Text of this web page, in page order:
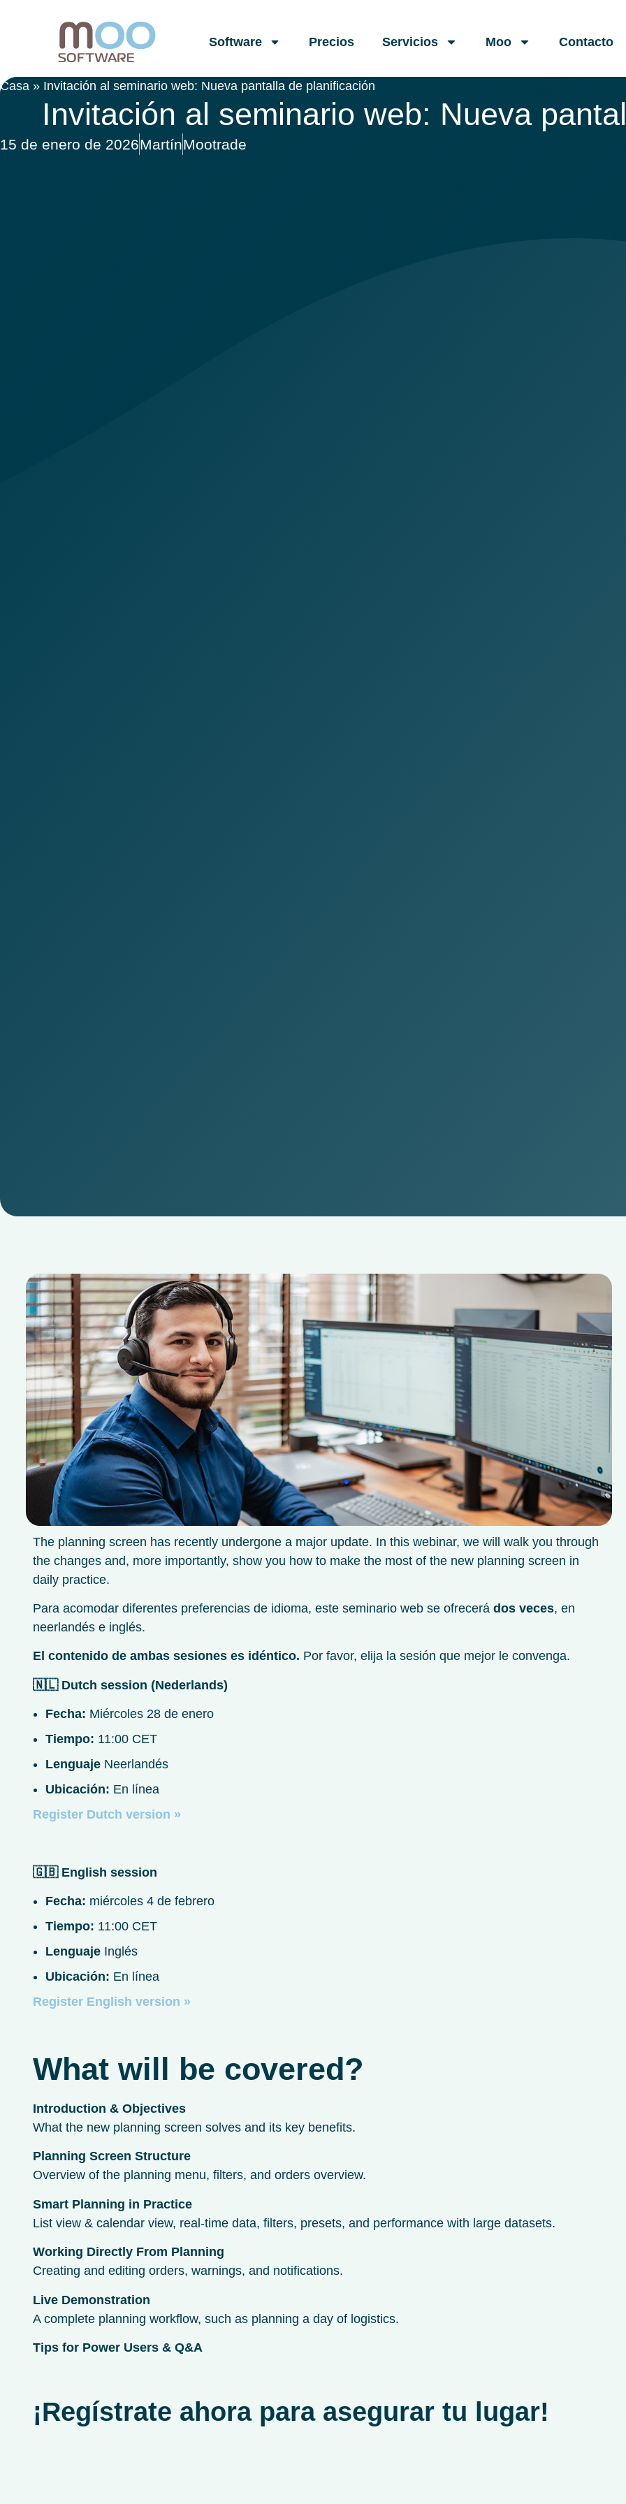
Software Precios Servicios Moo Contacto
Casa » Invitación al seminario web: Nueva pantalla de planificación
Invitación al seminario web: Nueva
15 de enero de 2026MartínMootrade
The planning screen has recently undergone a major update. In this webinar, we will walk you through
the changes and, more importantly, show you how to make the most of the new planning screen in
daily practice.
Para acomodar diferentes preferencias de idioma, este seminario web se ofrecerá dos veces, en
neerlandés e inglés.
El contenido de ambas sesiones es idéntico. Por favor, elija la sesión que mejor le convenga.
🇳🇱Dutch session (Nederlands)
Fecha: Miércoles 28 de enero
Tiempo: 11:00 CET
LenguajeNeerlandés
Ubicación: En línea
Register Dutch version »
🇬🇧English session
Fecha: miércoles 4 de febrero
Tiempo: 11:00 CET
LenguajeInglés
Ubicación: En línea
Register English version »
What will be covered?
Introduction & Objectives
What the new planning screen solves and its key benefits.
Planning Screen Structure
Overview of the planning menu, filters, and orders overview.
Smart Planning in Practice
List view & calendar view, real-time data, filters, presets, and performance with large datasets.
Working Directly From Planning
Creating and editing orders, warnings, and notifications.
Live Demonstration
A complete planning workflow, such as planning a day of logistics.
Tips for Power Users & Q&A
¡Regístrate ahora para asegurar tu lugar!